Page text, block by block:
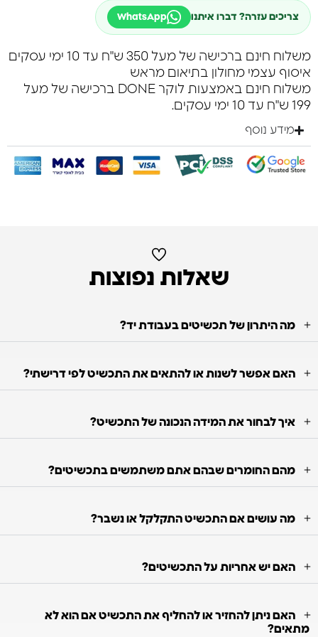
צריכים עזרה? דברו איתנו WhatsApp
משלוח חינם ברכישה של מעל 350 ש"ח עד 10 ימי עסקים
איסוף עצמי מחולון בתיאום מראש
משלוח חינם באמצעות לוקר DONE ברכישה של מעל
199 ש"ח עד 10 ימי עסקים.
מידע נוסף
שאלות נפוצות
מה היתרון של תכשיטים בעבודת יד?
האם אפשר לשנות או להתאים את התכשיט לפי דרישתי?
איך לבחור את המידה הנכונה של התכשיט?
מהם החומרים שבהם אתם משתמשים בתכשיטים?
מה עושים אם התכשיט התקלקל או נשבר?
האם יש אחריות על התכשיטים?
האם ניתן להחזיר או להחליף את התכשיט אם הוא לא
מתאים?